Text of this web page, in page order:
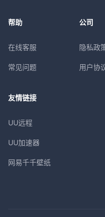
帮助
在线客服
常见问题
公司
隐私政
用户协
友情链接
UU远程
UU加速器
网易千千壁纸